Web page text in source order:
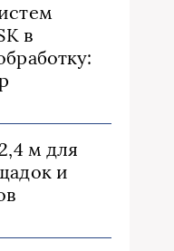
в
м для
и